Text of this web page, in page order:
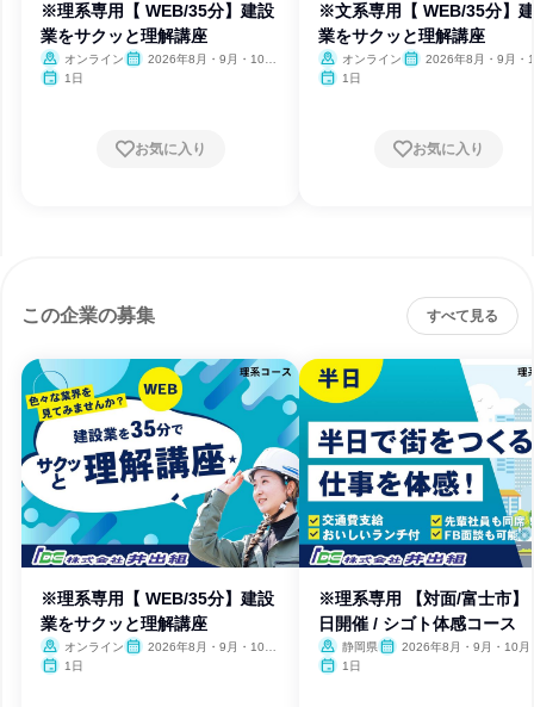
※理系専用【 WEB/35分】建設
業をサクッと理解講座
オンライン
2026年8月・9月・10
1日
お気に入り
※文系専用【 WEB/35分】
業をサクッと理解講座
オンライン
2026年8月・9月・
1日
お気に入り
この企業の募集 すべて見る
※理系専用【 WEB/35分】建設
業をサクッと理解講座
オンライン
2026年8月・9月・10
1日
※理系専用 【対面/富士市】
日開催 / シゴト体感コース
静岡県
2026年8月・9月・10月
1日